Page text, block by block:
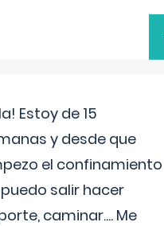
Estoy de 15
y desde que
el confinamiento
salir hacer
caminar.... Me